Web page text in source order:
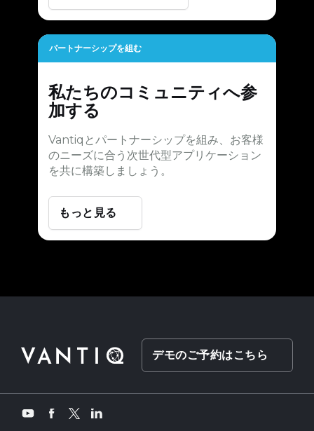
パートナーシップを組む
私たちのコミュニティへ参
加する
Vantiqとパートナーシップを組み、お客様
のニーズに合う次世代型アプリケーション
を共に構築しましょう。
もっと見る
デモのご予約はこちら
YouTubeFacebookTwitterLinkedIn